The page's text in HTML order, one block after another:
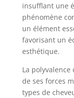
insufflant une
phénomène
un élément
favorisant un
esthétique.
La polyvalence
de ses forces
types de